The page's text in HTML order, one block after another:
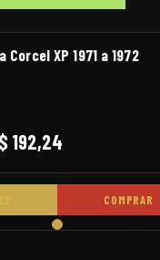
XP 1971 a 1972
192,24
COMPRAR